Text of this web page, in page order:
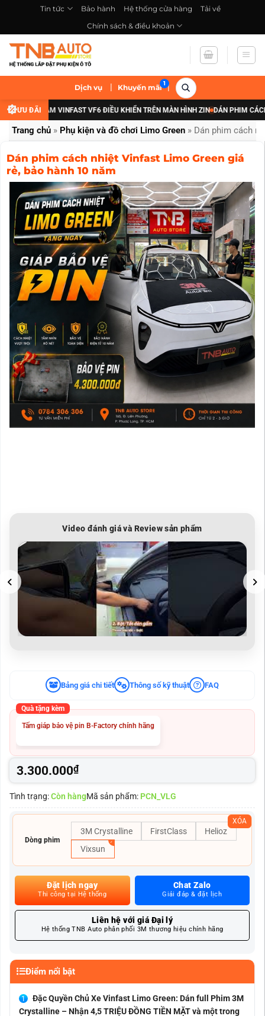
nội
dung
Tin tức Bảo hành Hệ thống cửa hàng
Tải về
Chính sách & điều khoản
Dịch vụ | Khuyến mãi |
ƯU ĐÃI
GẦM VINFAST VF6 ĐIỀU KHIỂN TRÊN MÀN HÌNH ZIN DÁN PHIM CÁCH NHIỆT
Trang chủ » Phụ kiện và đồ chơi Limo Green » Dán phim cách
Dán phim cách nhiệt Vinfast Limo Green giá
rẻ, bảo hành 10 năm
Video đánh giá và Review sản phẩm
BẬT
TẮT
ĐÈN
GẦM
LIMO
GREEN
ZIN
Sau
Bảng giá chi tiết Thông số kỹ thuật FAQ
Quà tặng kèm
Tấm giáp bảo vệ pin B-Factory chính hãng
3.300.000₫
Tình trạng:Còn hàngMã sản phẩm: PCN_VLG
Dòng phim
3M Crystalline FirstClass
Helioz
Vixsun
XÓA
Đặt lịch ngay
Thi công tại Hệ thống
Chat Zalo
Giải đáp & đặt lịch
Liên hệ với giá Đại lý
Hệ thống TNB Auto phân phối 3M thương hiệu chính hãng
Điểm nổi bật
Đặc Quyền Chủ Xe Vinfast Limo Green: Dán full Phim 3M
Crystalline – Nhận 4,5 TRIỆU ĐỒNG TIỀN MẶT và một trong